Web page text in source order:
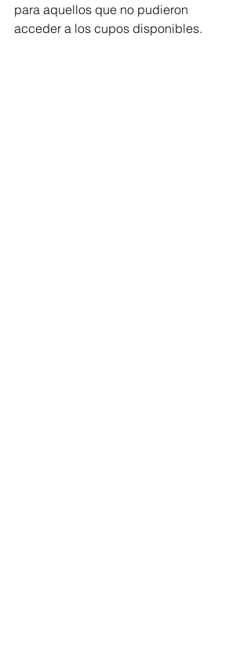
para aquellos que no pudieron
acceder a los cupos disponibles.